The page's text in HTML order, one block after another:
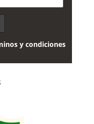
y condiciones